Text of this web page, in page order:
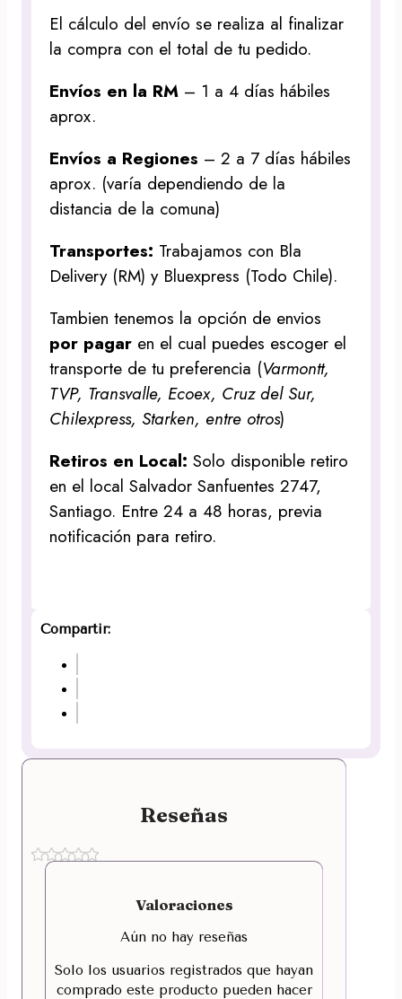
El cálculo del envío se realiza al finalizar
la compra con el total de tu pedido.
Envíos en la RM – 1 a 4 días hábiles
aprox.
Envíos a Regiones – 2 a 7 días hábiles
aprox. (varía dependiendo de la
distancia de la comuna)
Transportes: Trabajamos con Bla
Delivery (RM) y Bluexpress (Todo Chile).
Tambien tenemos la opción de envios
por pagar en el cual puedes escoger el
transporte de tu preferencia (Varmontt,
TVP, Transvalle, Ecoex, Cruz del Sur,
Chilexpress, Starken, entre otros)
Retiros en Local:Solo disponible retiro
en el local Salvador Sanfuentes 2747,
Santiago. Entre 24 a 48 horas, previa
notificación para retiro.
Compartir:
Reseñas
Valoraciones
Aún no hay reseñas
Solo los usuarios registrados que hayan
comprado este producto pueden hacer